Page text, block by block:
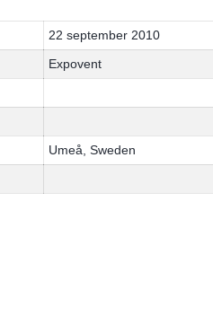
22 september 2010
Expovent
Umeå, Sweden